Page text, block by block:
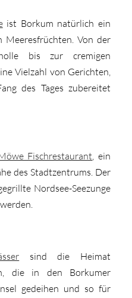
ist Borkum natürlich ein
Meeresfrüchten. Von der
bis zur cremigen
Vielzahl von Gerichten,
des Tages zubereitet
Fischrestaurant, ein
des Stadtzentrums. Der
Nordsee-Seezunge
sind die Heimat
die in den Borkumer
gedeihen und so für